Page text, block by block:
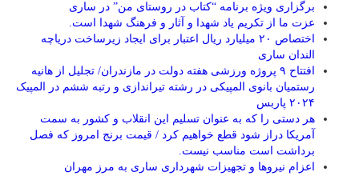
برگزاری ویژه برنامه “کتاب در روستای من” در ساری
عزت ما از تکریم یاد شهدا و آثار و فرهنگ شهدا است.
اختصاص ۲۰ میلیارد ریال اعتبار برای ایجاد زیرساخت دریاچه
الندان ساری
افتتاح ۹ پروژه ورزشی هفته دولت در مازندران/ تجلیل از هانیه
رستمیان بانوی المپیکی در رشته تیراندازی و رتبه ششم در المپیک
۲۰۲۴ پاربس
هر دستی را که به عنوان تسلیم این انقلاب و کشور به سمت
آمريکا دراز شود قطع خواهیم کرد / قیمت برنج امروز که فصل
برداشت است مناسب نیست.
اعزام نیروها و تجهیزات شهرداری ساری به مرز مهران